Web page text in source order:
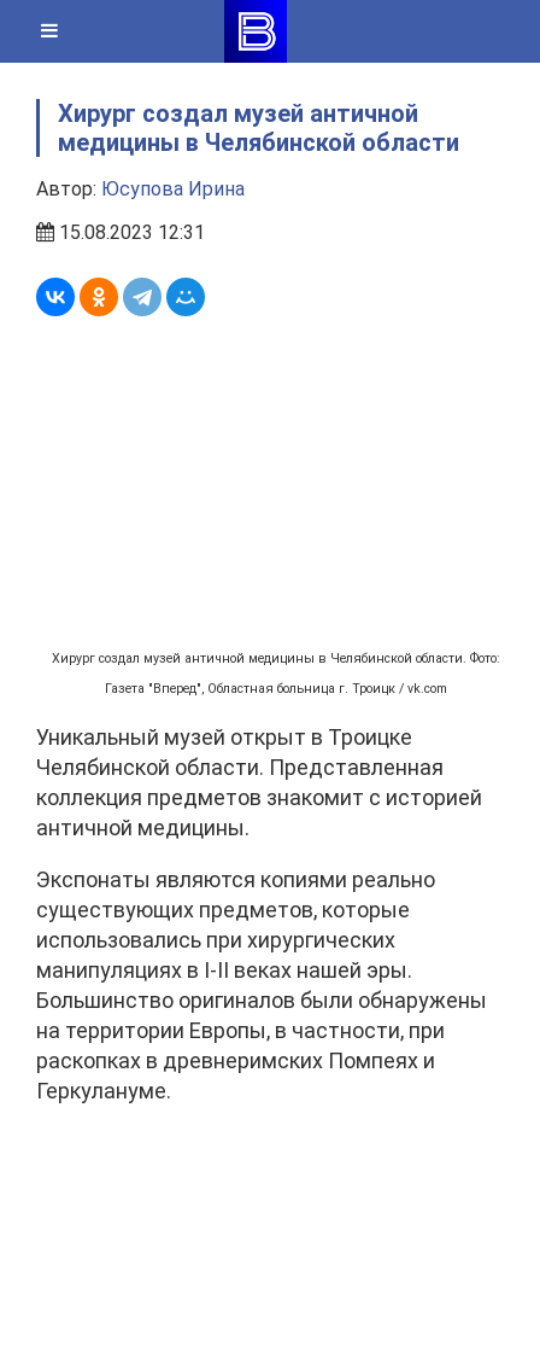
content
Хирург создал музей античной
медицины в Челябинской области
Автор: Юсупова Ирина
15.08.2023 12:31
Хирург создал музей античной медицины в Челябинской области. Фото:
Газета "Вперед", Областная больница г. Троицк / vk.com
Уникальный музей открыт в Троицке
Челябинской области. Представленная
коллекция предметов знакомит с историей
античной медицины.
Экспонаты являются копиями реально
существующих предметов, которые
использовались при хирургических
манипуляциях в I-II веках нашей эры.
Большинство оригиналов были обнаружены
на территории Европы, в частности, при
раскопках в древнеримских Помпеях и
Геркулануме.